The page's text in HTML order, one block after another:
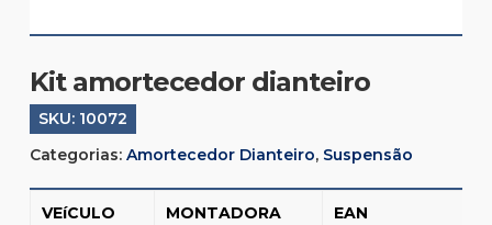
Kit amortecedor dianteiro
SKU: 10072
Categorias: Amortecedor Dianteiro, Suspensão
VEíCULO MONTADORA EAN